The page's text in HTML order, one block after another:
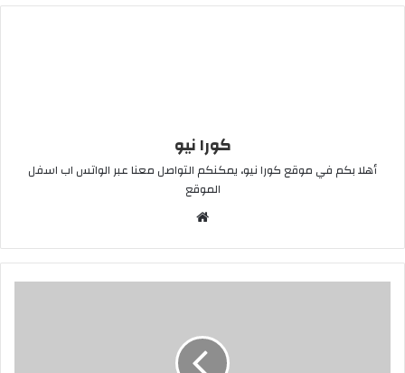
كورا نيو
أهلا بكم في موقع كورا نيو، يمكنكم التواصل معنا عبر الواتس اب اسفل
الموقع